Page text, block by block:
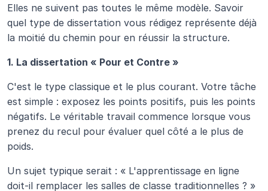
Elles ne suivent pas toutes le même modèle. Savoir
quel type de dissertation vous rédigez représente déjà
la moitié du chemin pour en réussir la structure.
1. La dissertation « Pour et Contre »
C'est le type classique et le plus courant. Votre tâche
est simple : exposez les points positifs, puis les points
négatifs. Le véritable travail commence lorsque vous
prenez du recul pour évaluer quel côté a le plus de
poids.
Un sujet typique serait : « L'apprentissage en ligne
doit-il remplacer les salles de classe traditionnelles ? »